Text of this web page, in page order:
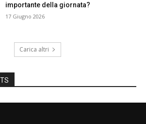
importante della giornata?
17 Giugno 2026
Carica altri